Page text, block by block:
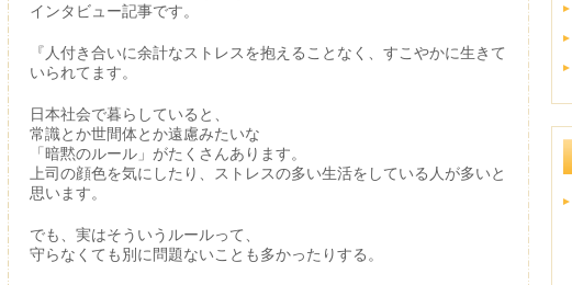
インタビュー記事です。
『人付き合いに余計なストレスを抱えることなく、すこやかに生きて
いられてます。
日本社会で暮らしていると、
常識とか世間体とか遠慮みたいな
「暗黙のルール」がたくさんあります。
上司の顔色を気にしたり、ストレスの多い生活をしている人が多いと
思います。
でも、実はそういうルールって、
守らなくても別に問題ないことも多かったりする。